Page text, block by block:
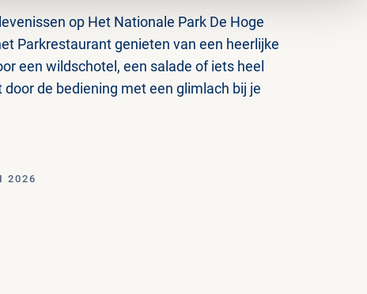
op Het Nationale Park De Hoge
Parkrestaurant genieten van een heerlijke
een wildschotel, een salade of iets heel
de bediening met een glimlach bij je
2026